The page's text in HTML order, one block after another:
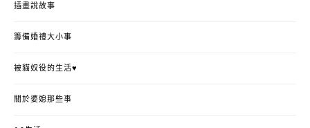
插畫說故事
籌備婚禮大小事
被貓奴役的生活♥
關於婆媳那些事